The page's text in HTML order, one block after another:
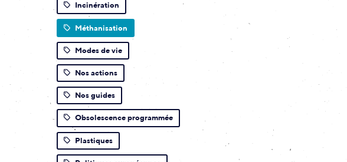
Incinération
Méthanisation
Modes de vie
Nos actions
Nos guides
Obsolescence programmée
Plastiques